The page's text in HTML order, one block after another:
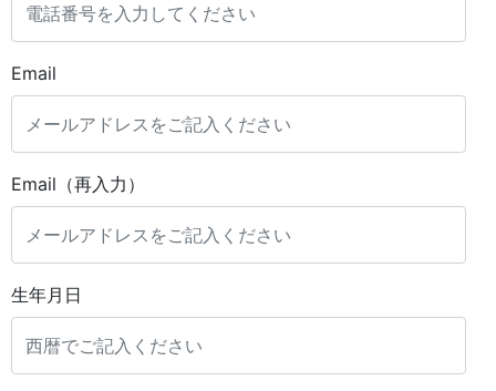
Email
Email（再入力）
生年月日